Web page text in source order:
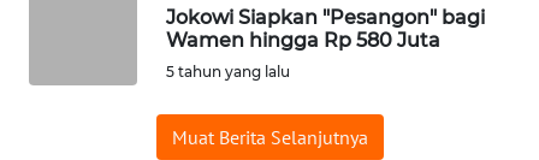
Jokowi Siapkan "Pesangon" bagi
Wamen hingga Rp 580 Juta
5 tahun yang lalu
Muat Berita Selanjutnya